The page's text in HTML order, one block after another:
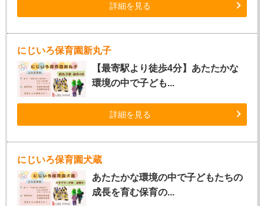
詳細を見る
にじいろ保育園新丸子
【最寄駅より徒歩4分】あたたかな
環境の中で子ども...
詳細を見る
にじいろ保育園犬蔵
あたたかな環境の中で子どもたちの
成長を育む保育の...